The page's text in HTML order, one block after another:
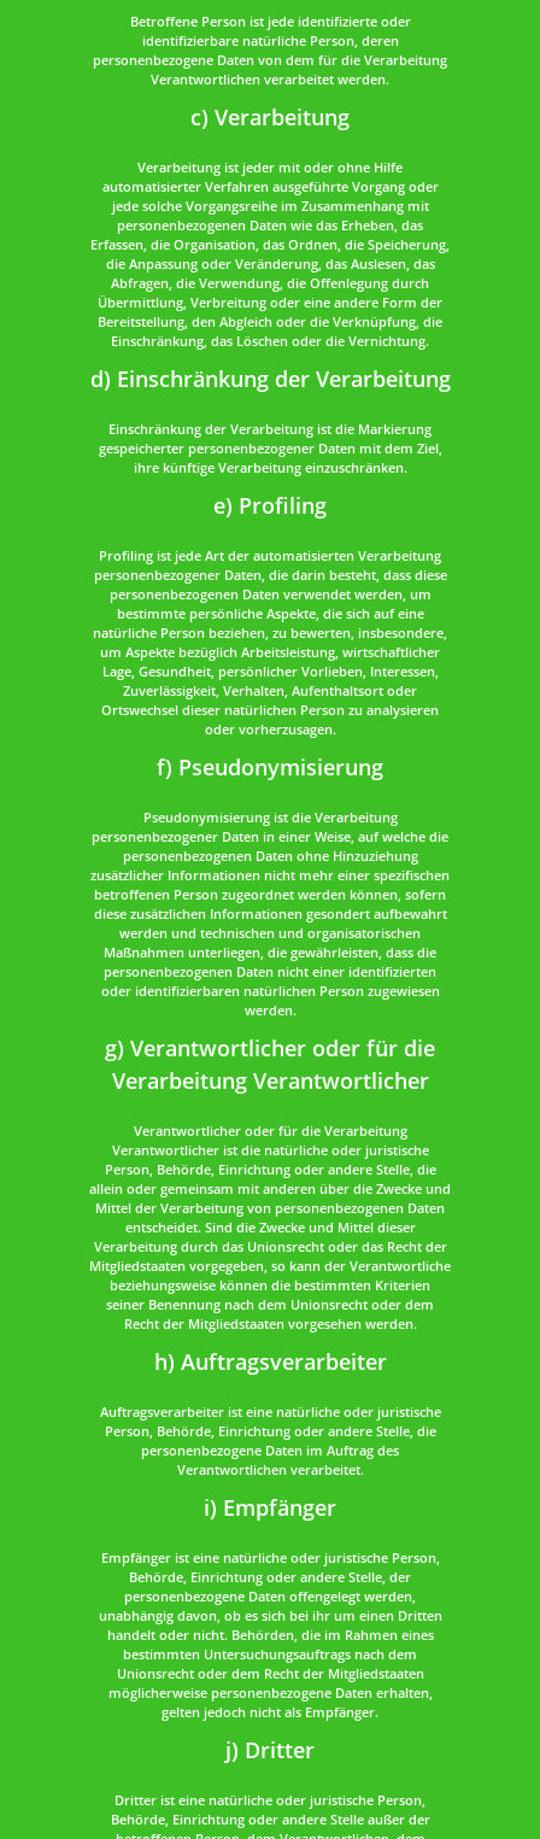
Betroffene Person ist jede identifizierte oder
identifizierbare natürliche Person, deren
personenbezogene Daten von dem für die Verarbeitung
Verantwortlichen verarbeitet werden.
c) Verarbeitung
Verarbeitung ist jeder mit oder ohne Hilfe
automatisierter Verfahren ausgeführte Vorgang oder
jede solche Vorgangsreihe im Zusammenhang mit
personenbezogenen Daten wie das Erheben, das
Erfassen, die Organisation, das Ordnen, die Speicherung,
die Anpassung oder Veränderung, das Auslesen, das
Abfragen, die Verwendung, die Offenlegung durch
Übermittlung, Verbreitung oder eine andere Form der
Bereitstellung, den Abgleich oder die Verknüpfung, die
Einschränkung, das Löschen oder die Vernichtung.
d) Einschränkung der Verarbeitung
Einschränkung der Verarbeitung ist die Markierung
gespeicherter personenbezogener Daten mit dem Ziel,
ihre künftige Verarbeitung einzuschränken.
e) Profiling
Profiling ist jede Art der automatisierten Verarbeitung
personenbezogener Daten, die darin besteht, dass diese
personenbezogenen Daten verwendet werden, um
bestimmte persönliche Aspekte, die sich auf eine
natürliche Person beziehen, zu bewerten, insbesondere,
um Aspekte bezüglich Arbeitsleistung, wirtschaftlicher
Lage, Gesundheit, persönlicher Vorlieben, Interessen,
Zuverlässigkeit, Verhalten, Aufenthaltsort oder
Ortswechsel dieser natürlichen Person zu analysieren
oder vorherzusagen.
f) Pseudonymisierung
Pseudonymisierung ist die Verarbeitung
personenbezogener Daten in einer Weise, auf welche die
personenbezogenen Daten ohne Hinzuziehung
zusätzlicher Informationen nicht mehr einer spezifischen
betroffenen Person zugeordnet werden können, sofern
diese zusätzlichen Informationen gesondert aufbewahrt
werden und technischen und organisatorischen
Maßnahmen unterliegen, die gewährleisten, dass die
personenbezogenen Daten nicht einer identifizierten
oder identifizierbaren natürlichen Person zugewiesen
werden.
g) Verantwortlicher oder für die
Verarbeitung Verantwortlicher
Verantwortlicher oder für die Verarbeitung
Verantwortlicher ist die natürliche oder juristische
Person, Behörde, Einrichtung oder andere Stelle, die
allein oder gemeinsam mit anderen über die Zwecke und
Mittel der Verarbeitung von personenbezogenen Daten
entscheidet. Sind die Zwecke und Mittel dieser
Verarbeitung durch das Unionsrecht oder das Recht der
Mitgliedstaaten vorgegeben, so kann der Verantwortliche
beziehungsweise können die bestimmten Kriterien
seiner Benennung nach dem Unionsrecht oder dem
Recht der Mitgliedstaaten vorgesehen werden.
h) Auftragsverarbeiter
Auftragsverarbeiter ist eine natürliche oder juristische
Person, Behörde, Einrichtung oder andere Stelle, die
personenbezogene Daten im Auftrag des
Verantwortlichen verarbeitet.
i) Empfänger
Empfänger ist eine natürliche oder juristische Person,
Behörde, Einrichtung oder andere Stelle, der
personenbezogene Daten offengelegt werden,
unabhängig davon, ob es sich bei ihr um einen Dritten
handelt oder nicht. Behörden, die im Rahmen eines
bestimmten Untersuchungsauftrags nach dem
Unionsrecht oder dem Recht der Mitgliedstaaten
möglicherweise personenbezogene Daten erhalten,
gelten jedoch nicht als Empfänger.
j) Dritter
Dritter ist eine natürliche oder juristische Person,
Behörde, Einrichtung oder andere Stelle außer der